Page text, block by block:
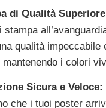
di Qualità
stampa
qualità impeccabile
mantenendo i colori
Sicura e Veloce:
che i tuoi poster